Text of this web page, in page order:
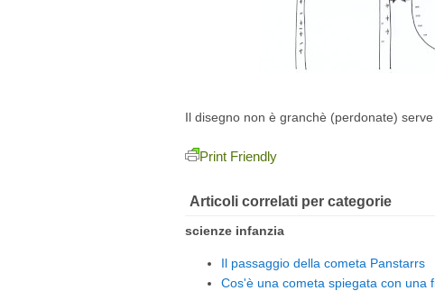
Il disegno non è granchè (perdonate)
Print Friendly
Articoli correlati per categorie
scienze infanzia
Il passaggio della cometa Panstarrs
Cos'è una cometa spiegata con una